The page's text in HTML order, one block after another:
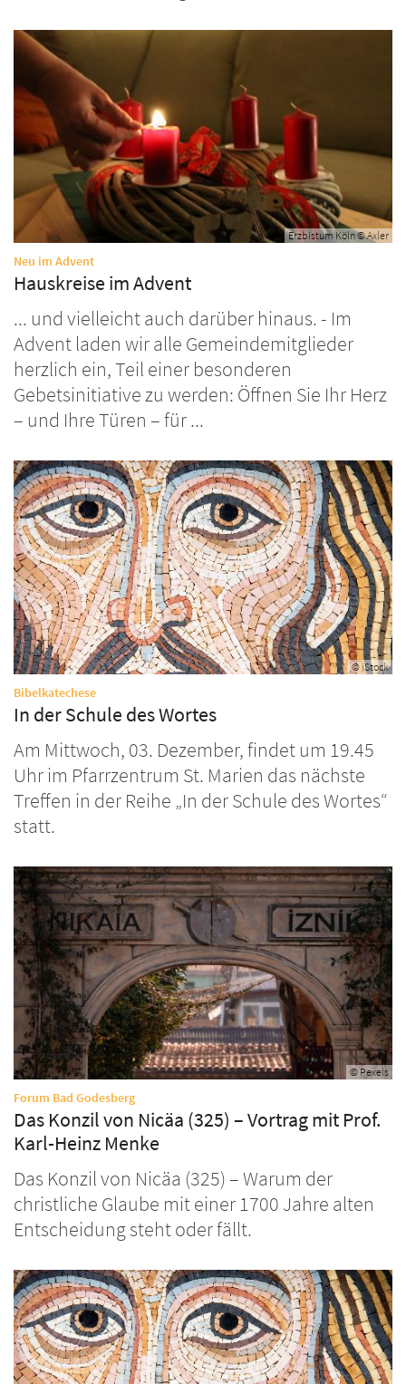
Erzbistum Köln © Axler
Neu im Advent:
Hauskreise im Advent
... und vielleicht auch darüber hinaus. - Im
Advent laden wir alle Gemeindemitglieder
herzlich ein, Teil einer besonderen
Gebetsinitiative zu werden: Öffnen Sie Ihr Herz
– und Ihre Türen – für ...
© iStock
Bibelkatechese:
In der Schule des Wortes
Am Mittwoch, 03. Dezember, findet um 19.45
Uhr im Pfarrzentrum St. Marien das nächste
Treffen in der Reihe „In der Schule des Wortes“
statt.
© Pexels
Forum Bad Godesberg:
Das Konzil von Nicäa (325) – Vortrag mit Prof.
Karl-Heinz Menke
Das Konzil von Nicäa (325) – Warum der
christliche Glaube mit einer 1700 Jahre alten
Entscheidung steht oder fällt.